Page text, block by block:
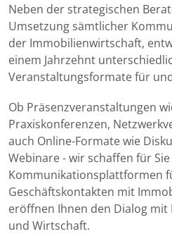
Neben der strategischen
Umsetzung sämtlicher
der Immobilienwirtschaft,
einem Jahrzehnt
Veranstaltungsformate für
Ob Präsenzveranstaltungen
Praxiskonferenzen,
auch Online-Formate wie
Webinare - wir schaffen für Sie
Kommunikationsplattformen
Geschäftskontakten mit
eröffnen Ihnen den Dialog mit
und Wirtschaft.